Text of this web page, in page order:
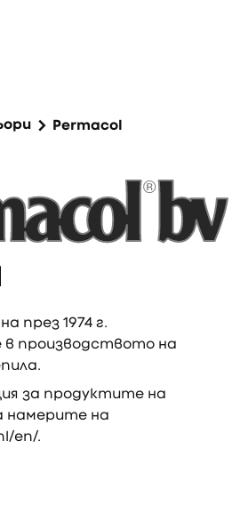
Permacol
през 1974 г.
в производството на
за продуктите на
намерите на
en/.